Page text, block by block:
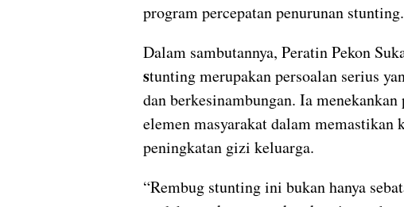
program percepatan penurunan stunting.
Dalam sambutannya, Peratin Pekon
stunting merupakan persoalan serius
dan berkesinambungan. Ia
elemen masyarakat dalam memastikan
peningkatan gizi keluarga.
“Rembug stunting ini bukan hanya